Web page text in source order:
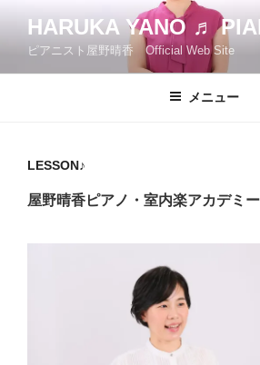
ン
HARUKA YANO ♬
ピアニスト屋野晴香 Official Web Site
メニュー
LESSON♪
屋野晴香ピアノ・室内楽アカデミー